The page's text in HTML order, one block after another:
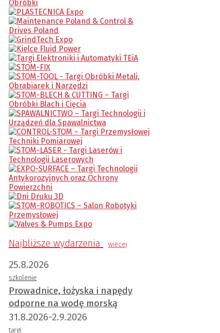
Najbliższe wydarzenia wiecej
25.8.2026
szkolenie
Prowadnice, łożyska i napędy
odporne na wodę morską
31.8.2026-2.9.2026
targi